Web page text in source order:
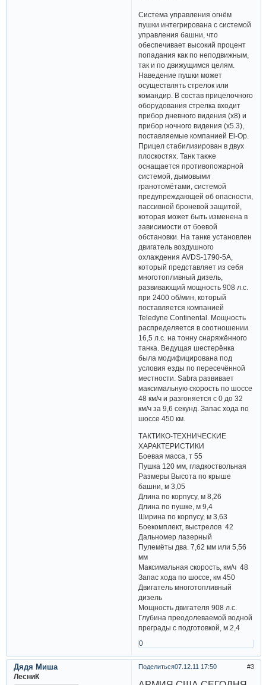
Система управления огнём
пушки интегрирована с системой
управления башни, что
обеспечивает высокий процент
попадания как по неподвижным,
так и по движущимся целям.
Наведение пушки может
осуществлять стрелок или
командир. В состав прицелочного
оборудования стрелка входит
прибор дневного видения (х8) и
прибор ночного видения (х5.3),
поставляемые компанией El-Op.
Прицел стабилизирован в двух
плоскостях. Танк также
оснащается противопожарной
системой, дымовыми
гранотомётами, системой
предупреждающей об опасности,
пассивной броневой защитой,
которая может быть изменена в
зависимости от боевой
обстановки. На танке установлен
двигатель воздушного
охлаждения AVDS-1790-5A,
который представляет из себя
многотопливный дизель,
развивающий мощность 908 л.с.
при 2400 об/мин, который
поставляется компанией
Teledyne Continental. Мощность
распределяется в соотношении
16,5 л.с. на тонну снаряжённого
танка. Ведущая шестерёнка
была модифицирована под
условия езды по пересечённой
местности. Sabra развивает
максимальную скорость по шоссе
48 км/ч и разгоняется с 0 до 32
км/ч за 9,6 секунд. Запас хода по
шоссе 450 км.
ТАКТИКО-ТЕХНИЧЕСКИЕ
ХАРАКТЕРИСТИКИ
Боевая масса, т 55
Пушка 120 мм, гладкоствольная
Размеры Высота по крыше
башни, м 3,05
Длина по корпусу, м 8,26
Длина по пушке, м 9,4
Ширина по корпусу, м 3,63
Боекомплект, выстрелов 42
Дальномер лазерный
Пулемёты два. 7,62 мм или 5,56
мм
Максимальная скорость, км/ч 48
Запас хода по шоссе, км 450
Двигатель многотопливный
дизель
Мощность двигателя 908 л.с.
Глубина преодолеваемой водной
преграды с подготовкой, м 2,4
0
Поделиться 3
07.12.11 17:50
Дядя Миша
ЛесниК